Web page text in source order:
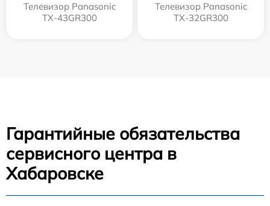
Телевизор Panasonic
TX-43GR300
Телевизор Panasonic
TX-32GR300
Гарантийные обязательства
сервисного центра в
Хабаровске